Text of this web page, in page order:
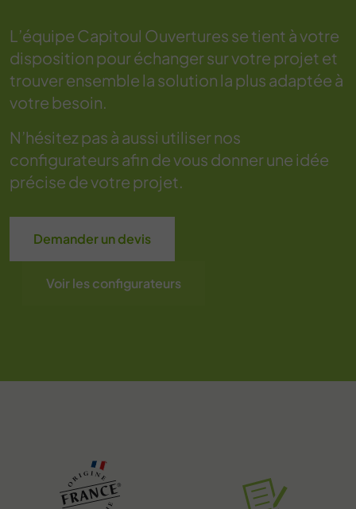
L’équipe Capitoul Ouvertures se tient à votre
disposition pour échanger sur votre projet et
trouver ensemble la solution la plus adaptée à
votre besoin.
N’hésitez pas à aussi utiliser nos
configurateurs afin de vous donner une idée
précise de votre projet.
Demander un devis
Voir les configurateurs